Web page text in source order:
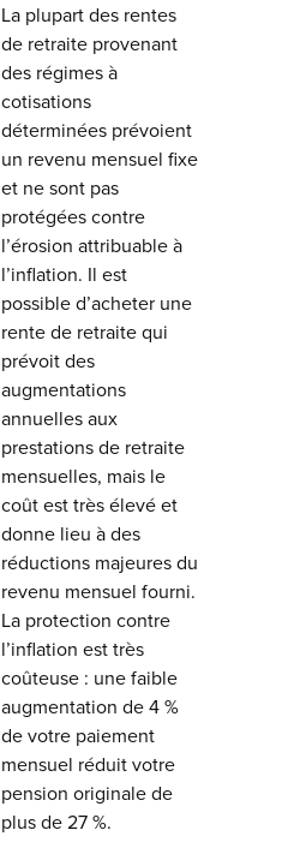
La plupart des rentes
de retraite provenant
des régimes à
cotisations
déterminées prévoient
un revenu mensuel fixe
et ne sont pas
protégées contre
l’érosion attribuable à
l’inflation. Il est
possible d’acheter une
rente de retraite qui
prévoit des
augmentations
annuelles aux
prestations de retraite
mensuelles, mais le
coût est très élevé et
donne lieu à des
réductions majeures du
revenu mensuel fourni.
La protection contre
l’inflation est très
coûteuse : une faible
augmentation de 4 %
de votre paiement
mensuel réduit votre
pension originale de
plus de 27 %.